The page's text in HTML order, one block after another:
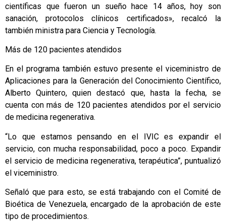
científicas que fueron un sueño hace 14 años, hoy son
sanación, protocolos clínicos certificados», recalcó la
también ministra para Ciencia y Tecnología.
Más de 120 pacientes atendidos
En el programa también estuvo presente el viceministro de
Aplicaciones para la Generación del Conocimiento Científico,
Alberto Quintero, quien destacó que, hasta la fecha, se
cuenta con más de 120 pacientes atendidos por el servicio
de medicina regenerativa.
“Lo que estamos pensando en el IVIC es expandir el
servicio, con mucha responsabilidad, poco a poco. Expandir
el servicio de medicina regenerativa, terapéutica”, puntualizó
el viceministro.
Señaló que para esto, se está trabajando con el Comité de
Bioética de Venezuela, encargado de la aprobación de este
tipo de procedimientos.